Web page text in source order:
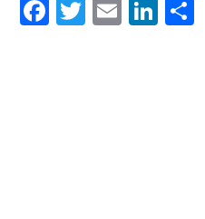
Facebook
Twitter Email LinkedIn